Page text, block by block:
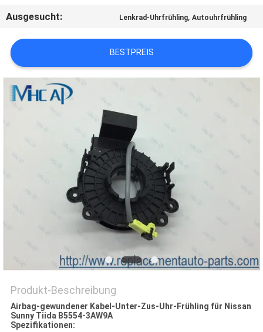
SITEMAP
PRIVACY
POLICY
Ausgesucht: Lenkrad-Uhrfrühling,Autouhrfrühling
BESTPREIS
Produkt-Beschreibung
Airbag-gewundener Kabel-Unter-Zus-Uhr-Frühling für Nissan
Sunny Tiida B5554-3AW9A
Spezifikationen: